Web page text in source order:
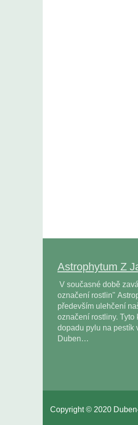
Astrophytum Z
V současné době
označení rostlin"
především ulehčení
označení rostliny. Tyto
dopadu pylu na pestík
Duben…
Copyright © 2020